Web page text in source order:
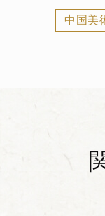
中国美